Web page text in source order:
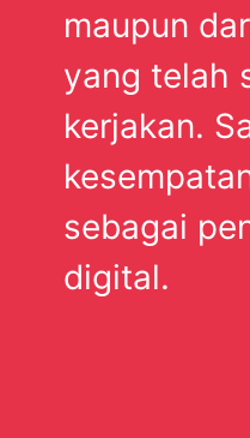
maupun
yang telah
kerjakan.
sebagai
digital.